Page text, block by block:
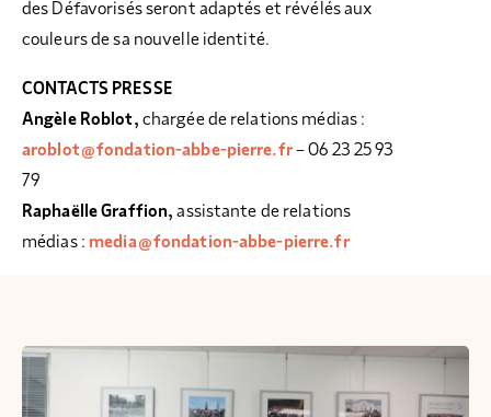
des Défavorisés seront adaptés et révélés aux
couleurs de sa nouvelle identité.
CONTACTS PRESSE
Angèle Roblot, chargée de relations médias :
aroblot@fondation-abbe-pierre.fr– 06 23 25 93
79
Raphaëlle Graffion, assistante de relations
médias : media@fondation-abbe-pierre.fr